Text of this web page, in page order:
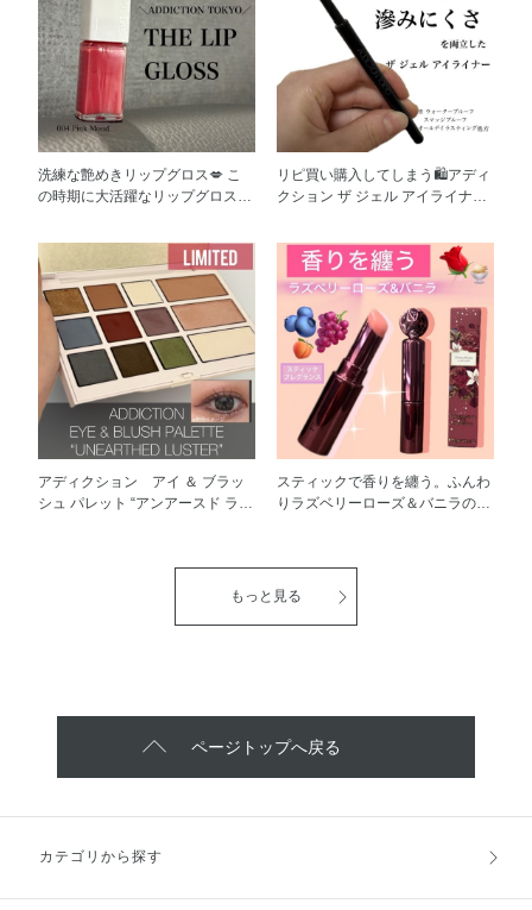
洗練な艶めきリップグロス💋 こ
の時期に大活躍なリップグロス
のヒアルロン酸が配合されていて
長時間うるおうリップグロス！
単色でも楽しめ、リップとの重ね
使いで ニュアンスチェンジもで
きる発色と質感✨ トリートメント
プランプオイル配合※で、 膜厚
オイルが唇をプランプアップ※💋
普段わたしは発色重視なので リ
ップグロスだけだと物足りなさを
感じますが、 アディクションの
リップグロスは 1色だけでも楽し
めて、ちゅるんと唇を 叶えてく
リピ買い購入してしまう🛍️アディ
クション ザ ジェル アイライナー
てください！ 私自身も愛用して
いてリピ買い商品なんです！ ☑︎濃
密な発色でなめらかに描ける
ジェルアイライナー ☑︎ とろける
ようになめらかな描き味で 硬
さも感じず使える ☑︎ 美しさや色
も持続する ウォータープルー
フタイプ 今回使用したのは愛用
している 008 Rose Rust ローズ
ラスト♡ 季節やその時のなりた
い仕上がりで メイクイメージチ
ェンジをできる カラーバリエー
アディクション アイ ＆ ブラッ
シュ パレット “アンアースド ラス
ニュアンス ナチュラル仕上がり
や、レトロ、ストリート 自由自
色とハイライトにも使える ニュ
アンサー2色をセット♡ 豪華でカ
ラーバリエーション豊富です！
メイクを楽しみたい方にはぜひ
ョンを ご利用下さい(*^_^*)🌟 ＊1
水添ポリイソブテン、配合目的：
スティックで香りを纏う。ふんわ
りラズベリーローズ＆バニラの香
ローラノーティス ジルスチュア
ート ラズベリーローズ＆バニ
ーで中を開けても可愛い。 あざ
といスティックフレグランス🌹
とろけるように肌にのせることが
できるので 指先や毛先をうるお
もっと見る
ページトップへ戻る
カテゴリから探す